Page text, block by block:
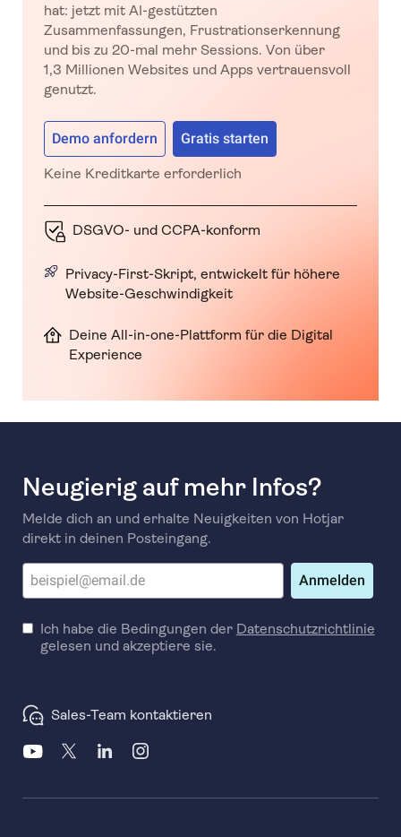
hat: jetzt mit AI-gestützten
Zusammenfassungen, Frustrationserkennung
und bis zu 20-mal mehr Sessions. Von über
1,3 Millionen Websites und Apps vertrauensvoll
genutzt.
Demo anfordern Gratis starten
Keine Kreditkarte erforderlich
DSGVO- und CCPA-konform
Privacy-First-Skript, entwickelt für höhere
Website-Geschwindigkeit
Deine All-in-one-Plattform für die Digital
Experience
Neugierig auf mehr Infos?
Melde dich an und erhalte Neuigkeiten von Hotjar
direkt in deinen Posteingang.
Anmelden
Ich habe die Bedingungen der Datenschutzrichtlinie
gelesen und akzeptiere sie.
Sales-Team kontaktieren